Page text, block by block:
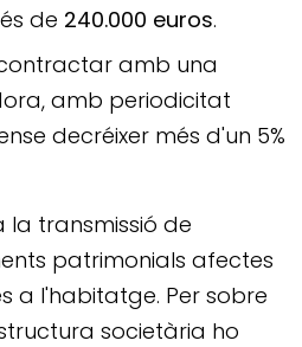
de 240.000 euros.
amb una
amb periodicitat
decréixer més d'un 5%
la transmissió de
patrimonials afectes
a l'habitatge. Per sobre
societària ho